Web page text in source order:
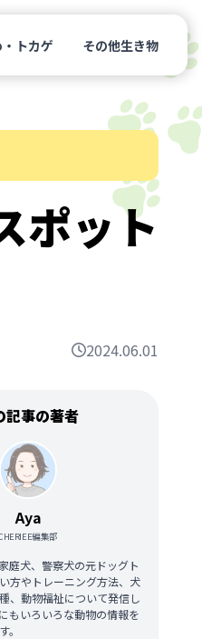
トカゲ その他生き物
ポット
2024.06.01
記事の著者
Aya
編集部
庭犬、警察犬の元ドッグト
方やトレーニング方法、犬
、動物福祉について発信し
もいろいろな動物の情報を
。